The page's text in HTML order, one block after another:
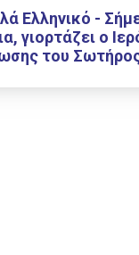
Ελληνικό -
γιορτάζει ο
του